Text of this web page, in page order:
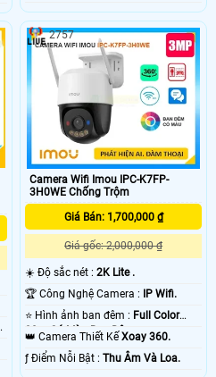
Camera Wifi Imou IPC-K7FP-
3H0WE Chống Trộm
Giá Bán: 1,700,000 ₫
Giá gốc: 2,000,000 ₫
☀️ Độ sắc nét :2K Lite .
🏆 Công Nghệ Camera :
IP Wifi.
⭐ Hình ảnh ban đêm : Full Color
30m Có Màu Ban Ðêm.
👑 Camera Thiết KếXoay 360.
️ƒ Điểm Nỗi Bật :Thu Âm Và Loa.
2757